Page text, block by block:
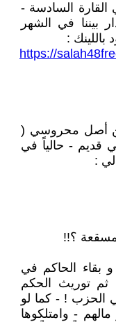
السادسة -
بيننا في الشهر
https://
أصل محروسي (
- حالياً في
:
؟!!
و بقاء الحاكم في
توريث الحكم
الحزب ! - كما لو
- وامتلكوها